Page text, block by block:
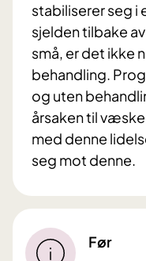
stabiliserer seg i
sjelden tilbake
små, er det ikke
behandling.
og uten
årsaken til
med denne
seg mot denne.
Før